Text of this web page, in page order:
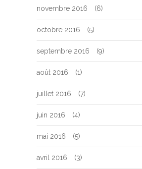
novembre 2016 (6)
octobre 2016 (5)
septembre 2016 (9)
août 2016 (1)
juillet 2016 (7)
juin 2016 (4)
mai 2016 (5)
avril 2016 (3)